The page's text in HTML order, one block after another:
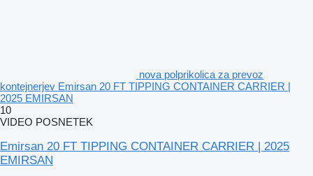
nova polprikolica za prevoz
kontejnerjev Emirsan 20 FT TIPPING CONTAINER CARRIER |
2025 EMIRSAN
10
VIDEO POSNETEK
Emirsan 20 FT TIPPING CONTAINER CARRIER | 2025
EMIRSAN